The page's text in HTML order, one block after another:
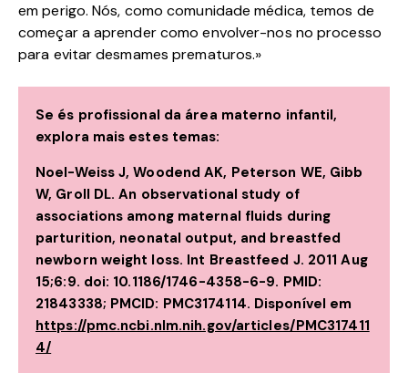
em perigo. Nós, como comunidade médica, temos de
começar a aprender como envolver-nos no processo
para evitar desmames prematuros.»
Se és profissional da área materno infantil,
explora mais estes temas:
Noel-Weiss J, Woodend AK, Peterson WE, Gibb
W, Groll DL. An observational study of
associations among maternal fluids during
parturition, neonatal output, and breastfed
newborn weight loss. Int Breastfeed J. 2011 Aug
15;6:9. doi: 10.1186/1746-4358-6-9. PMID:
21843338; PMCID: PMC3174114. Disponível em
https://pmc.ncbi.nlm.nih.gov/articles/PMC317411
4/